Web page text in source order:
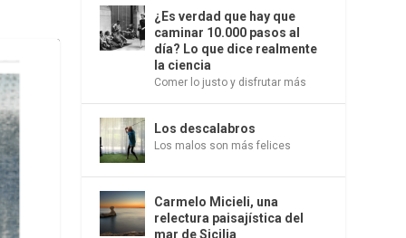
¿Es verdad que hay que
caminar 10.000 pasos al
día? Lo que dice realmente
la ciencia
Comer lo justo y disfrutar más
Los descalabros
Los malos son más felices
Carmelo Micieli, una
relectura paisajística del
mar de Sicilia